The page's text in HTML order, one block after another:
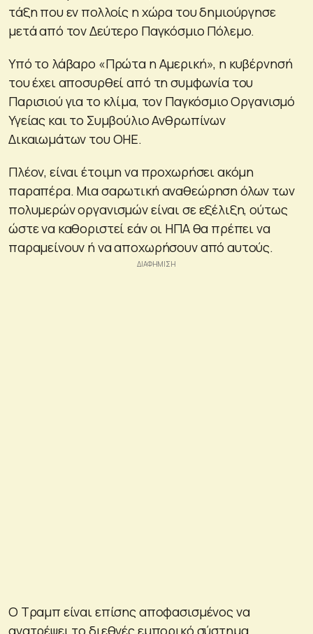
τάξη που εν πολλοίς η χώρα του δημιούργησε
μετά από τον Δεύτερο Παγκόσμιο Πόλεμο.
Υπό το λάβαρο «Πρώτα η Αμερική», η κυβέρνησή
του έχει αποσυρθεί από τη συμφωνία του
Παρισιού για το κλίμα, τον Παγκόσμιο Οργανισμό
Υγείας και το Συμβούλιο Ανθρωπίνων
Δικαιωμάτων του ΟΗΕ.
Πλέον, είναι έτοιμη να προχωρήσει ακόμη
παραπέρα. Μια σαρωτική αναθεώρηση όλων των
πολυμερών οργανισμών είναι σε εξέλιξη, ούτως
ώστε να καθοριστεί εάν οι ΗΠΑ θα πρέπει να
παραμείνουν ή να αποχωρήσουν από αυτούς.
Ο Τραμπ είναι επίσης αποφασισμένος να
ανατρέψει το διεθνές εμπορικό σύστημα.